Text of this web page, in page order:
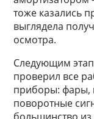
тоже казались
выглядела
осмотра.
Следующим
проверил все
приборы: фары,
поворотные